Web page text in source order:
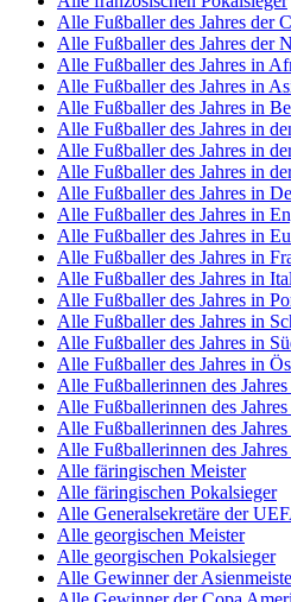
Alle Fußballer des Jahres der
Alle Fußballer des Jahres der
Alle Fußballer des Jahres in
Alle Fußballer des Jahres in
Alle Fußballer des Jahres in
Alle Fußballer des Jahres in
Alle Fußballer des Jahres in
Alle Fußballer des Jahres in
Alle Fußballer des Jahres in
Alle Fußballer des Jahres in
Alle Fußballer des Jahres in
Alle Fußballer des Jahres in
Alle Fußballer des Jahres in
Alle Fußballer des Jahres in
Alle Fußballer des Jahres in
Alle Fußballer des Jahres in
Alle Fußballer des Jahres in
Alle Fußballerinnen des
Alle Fußballerinnen des
Alle Fußballerinnen des
Alle Fußballerinnen des
Alle färingischen Meister
Alle färingischen Pokalsieger
Alle Generalsekretäre der
Alle georgischen Meister
Alle georgischen Pokalsieger
Alle Gewinner der